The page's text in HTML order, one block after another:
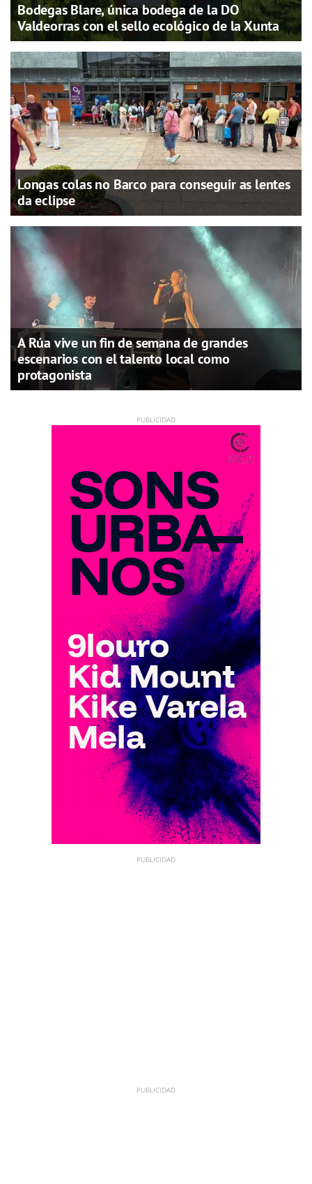
Bodegas Blare, única bodega de la DO
Valdeorras con el sello ecológico de la Xunta
Longas colas no Barco para conseguir as lentes
da eclipse
A Rúa vive un fin de semana de grandes
escenarios con el talento local como
protagonista